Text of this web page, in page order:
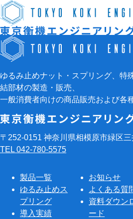
ゆるみ止めナット・スプリング、特
結部材の製造・販売、
一般消費者向けの商品販売および各
〒252-0151 神奈川県相模原市緑区
TEL 042-780-5575
製品一覧
ゆるみ止めス
プリング
導入実績
お知らせ
よくある質
資料ダウン
ード